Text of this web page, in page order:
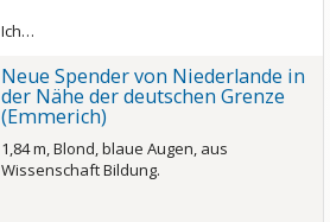
Ich…
Neue Spender von Niederlande in
der Nähe der deutschen Grenze
(Emmerich)
1,84 m, Blond, blaue Augen, aus
Wissenschaft Bildung.